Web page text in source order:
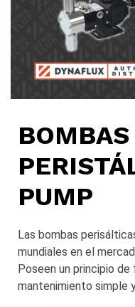
BOMBAS
PUMP​
Las bombas
mundiales en el
Poseen un principio
mantenimiento simple